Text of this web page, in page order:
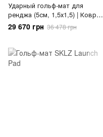
Ударный гольф-мат для
ренджа (5см, 1,5х1,5) | Коврик
для гольф тренировок
29 670 грн 36 478 грн